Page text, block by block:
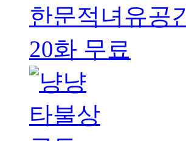
한문적녀유공
20화 무료